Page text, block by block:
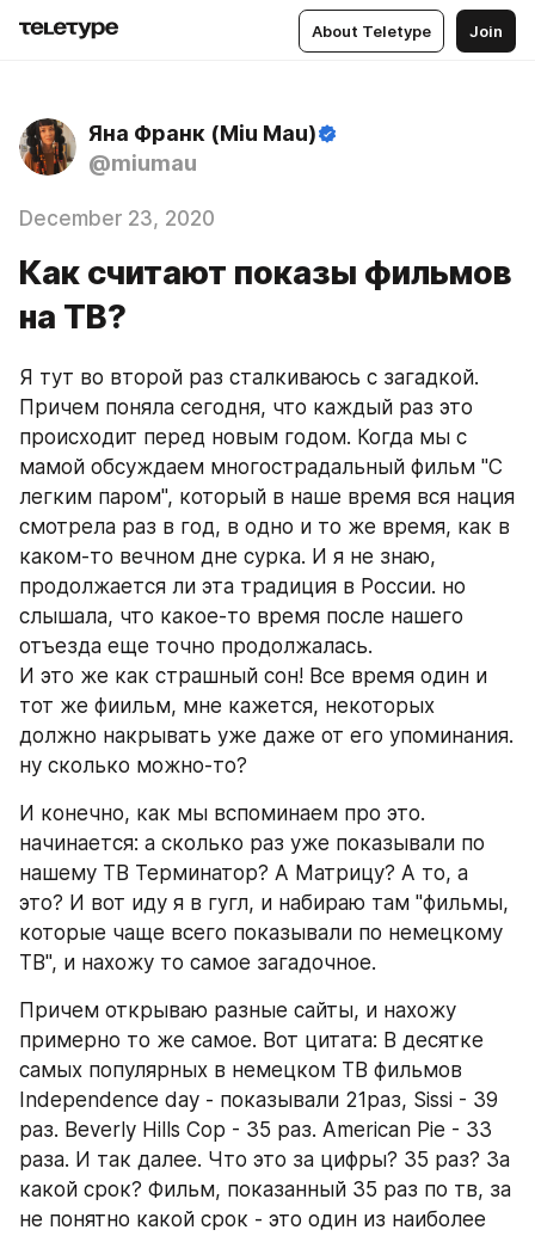
About Teletype Join
Яна Франк (Miu Mau)
@miumau
December 23, 2020
Как считают показы фильмов
на ТВ?
Я тут во второй раз сталкиваюсь с загадкой.
Причем поняла сегодня, что каждый раз это
происходит перед новым годом. Когда мы с
мамой обсуждаем многострадальный фильм "С
легким паром", который в наше время вся нация
смотрела раз в год, в одно и то же время, как в
каком-то вечном дне сурка. И я не знаю,
продолжается ли эта традиция в России. но
слышала, что какое-то время после нашего
отъезда еще точно продолжалась.
И это же как страшный сон! Все время один и
тот же фиильм, мне кажется, некоторых
должно накрывать уже даже от его упоминания.
ну сколько можно-то?
И конечно, как мы вспоминаем про это.
начинается: а сколько раз уже показывали по
нашему ТВ Терминатор? А Матрицу? А то, а
это? И вот иду я в гугл, и набираю там "фильмы,
которые чаще всего показывали по немецкому
ТВ", и нахожу то самое загадочное.
Причем открываю разные сайты, и нахожу
примерно то же самое. Вот цитата: В десятке
самых популярных в немецком ТВ фильмов
Independence day - показывали 21раз, Sissi - 39
раз. Beverly Hills Cop - 35 раз. American Pie - 33
раза. И так далее. Что это за цифры? 35 раз? За
какой срок? Фильм, показанный 35 раз по тв, за
не понятно какой срок - это один из наиболее